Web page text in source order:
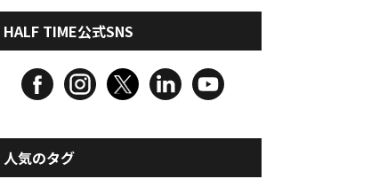
HALF TIME公式SNS
人気のタグ